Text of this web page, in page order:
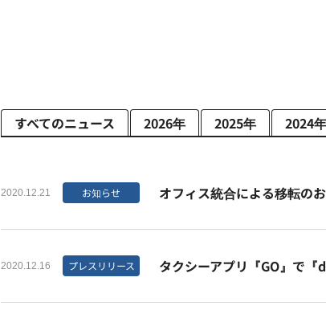
すべてのニュース 2026年 2025年 2024年
2020.12.21 お知らせ オフィス統合による移転の
2020.12.16 プレスリリース タクシーアプリ『GO』で